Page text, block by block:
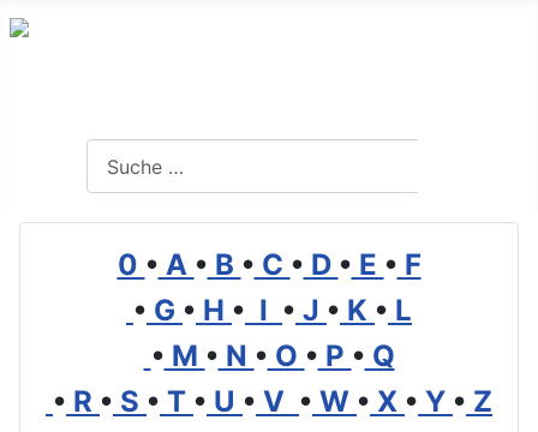
0 • A • B • C • D • E • F
• G • H • I • J • K • L
• M • N • O • P • Q
• R • S • T • U • V • W • X • Y • Z